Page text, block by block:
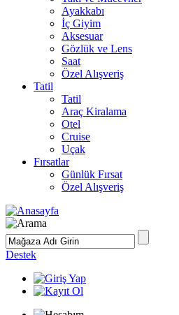
Ayakkabı
İç Giyim
Aksesuar
Gözlük ve Lens
Saat
Özel Alışveriş
Tatil
Tatil
Araç Kiralama
Otel
Cruise
Uçak
Fırsatlar
Günlük Fırsat
Özel Alışveriş
Destek